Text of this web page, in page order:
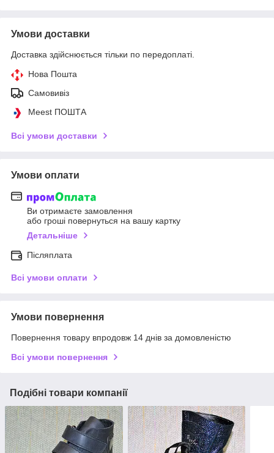
Умови доставки
Доставка здійснюється тільки по передоплаті.
Нова Пошта
Самовивіз
Meest ПОШТА
Всі умови доставки
Умови оплати
Ви отримаєте замовлення
або гроші повернуться на вашу картку
Детальніше
Післяплата
Всі умови оплати
Умови повернення
Повернення товару впродовж 14 днів за домовленістю
Всі умови повернення
Подібні товари компанії